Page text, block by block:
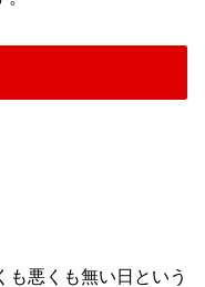
も悪くも無い日という